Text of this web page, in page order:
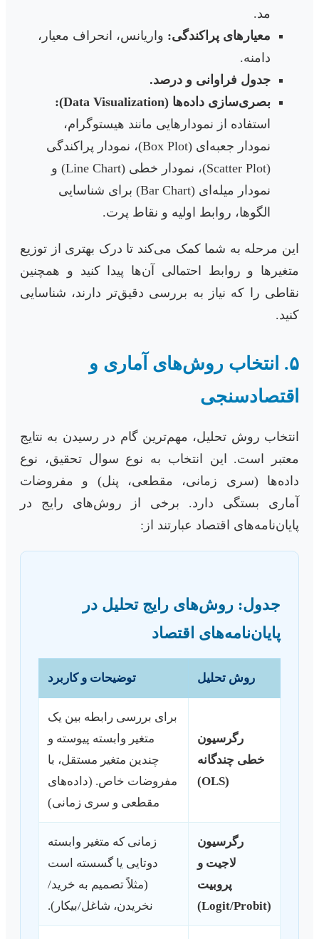
مد.
معیارهای پراکندگی: واریانس، انحراف معیار،
دامنه.
جدول فراوانی و درصد.
بصری‌سازی داده‌ها (Data Visualization):
استفاده از نمودارهایی مانند هیستوگرام،
نمودار جعبه‌ای (Box Plot)، نمودار پراکندگی
(Scatter Plot)، نمودار خطی (Line Chart) و
نمودار میله‌ای (Bar Chart) برای شناسایی
الگوها، روابط اولیه و نقاط پرت.
این مرحله به شما کمک می‌کند تا درک بهتری از توزیع
متغیرها و روابط احتمالی آن‌ها پیدا کنید و همچنین
نقاطی را که نیاز به بررسی دقیق‌تر دارند، شناسایی
کنید.
۵. انتخاب روش‌های آماری و
اقتصادسنجی
انتخاب روش تحلیل، مهم‌ترین گام در رسیدن به نتایج
معتبر است. این انتخاب به نوع سوال تحقیق، نوع
داده‌ها (سری زمانی، مقطعی، پنل) و مفروضات
آماری بستگی دارد. برخی از روش‌های رایج در
پایان‌نامه‌های اقتصاد عبارتند از:
جدول: روش‌های رایج تحلیل در
پایان‌نامه‌های اقتصاد
روش تحلیل توضیحات و کاربرد
رگرسیون
خطی چندگانه
(OLS)
برای بررسی رابطه بین یک
متغیر وابسته پیوسته و
چندین متغیر مستقل، با
مفروضات خاص. (داده‌های
مقطعی و سری زمانی)
رگرسیون
لاجیت و
پروبیت
(Logit/Probit)
زمانی که متغیر وابسته
دوتایی یا گسسته است
(مثلاً تصمیم به خرید/
نخریدن، شاغل/بیکار).